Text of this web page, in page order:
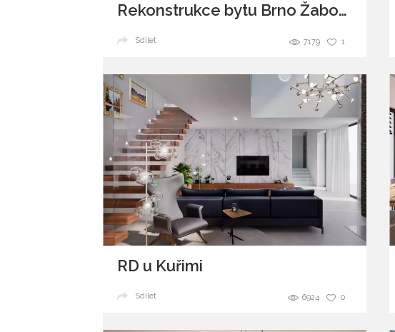
Rekonstrukce bytu Brno Žabovřesky
1
7179
Sdílet
RD u Kuřimi
0
6924
Sdílet